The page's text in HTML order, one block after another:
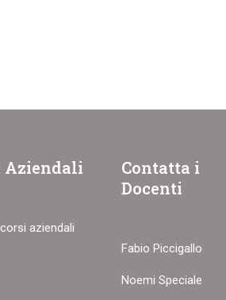
Aziendali
aziendali
Contatta i
Docenti
Fabio Piccigallo
Noemi Speciale